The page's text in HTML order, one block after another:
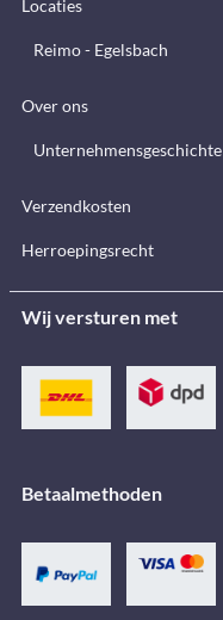
Locaties
Reimo - Egelsbach
Over ons
Unternehmensgeschichte
Verzendkosten
Herroepingsrecht
Wij versturen met
Betaalmethoden